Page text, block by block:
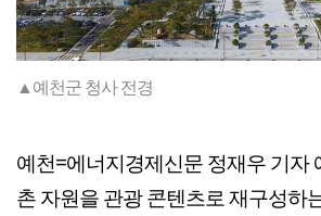
▲예천군 청사 전경
예천=에너지경제신문 정재우 기자
촌 자원을 관광 콘텐츠로 재구성하